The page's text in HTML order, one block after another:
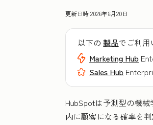
更新日時2026年6月20日
以下の 製品でご利用
Marketing Hub
Sales Hub
HubSpotは予測型の機
内に顧客になる確率を判